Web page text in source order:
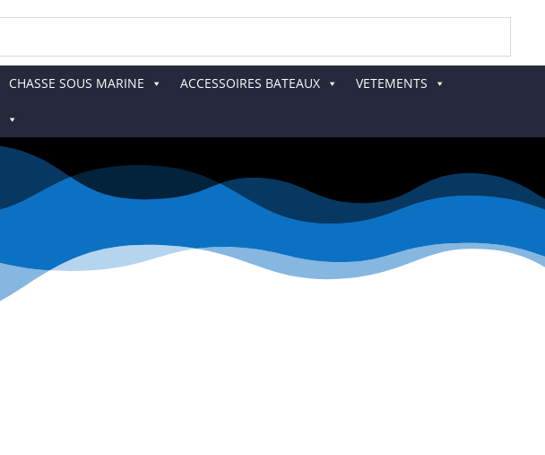
CHASSE SOUS MARINE ACCESSOIRES BATEAUX VETEMENTS